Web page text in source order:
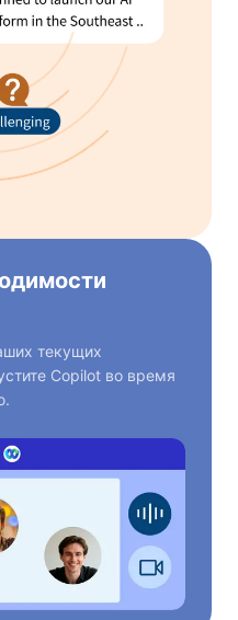
текущих
Copilot во время